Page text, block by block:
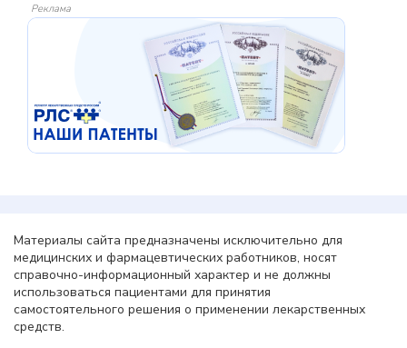
Реклама
Материалы сайта предназначены исключительно для
медицинских и фармацевтических работников, носят
справочно-информационный характер и не должны
использоваться пациентами для принятия
самостоятельного решения о применении лекарственных
средств.